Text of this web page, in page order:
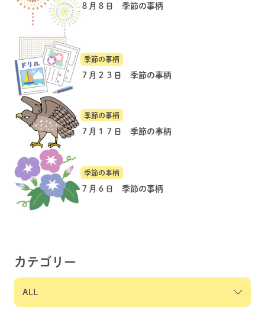
８月８日 季節の事柄
季節の事柄
７月２３日 季節の事柄
季節の事柄
７月１７日 季節の事柄
季節の事柄
７月６日 季節の事柄
カテゴリー